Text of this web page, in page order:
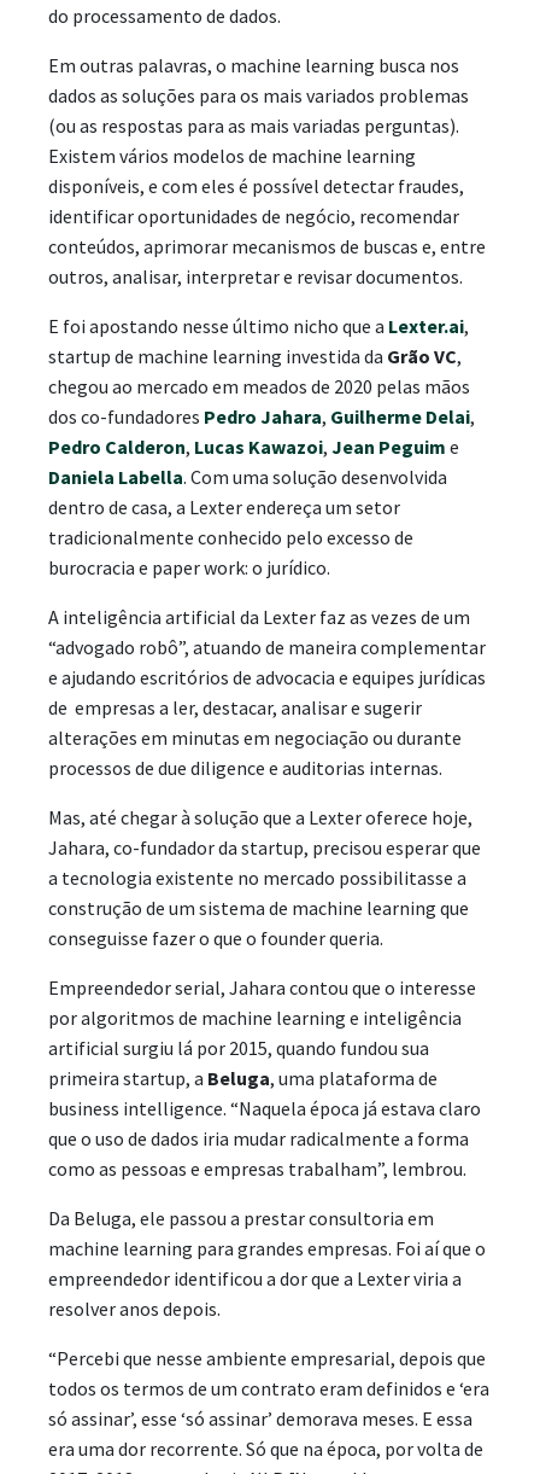
do processamento de dados.
Em outras palavras, o machine learning busca nos
dados as soluções para os mais variados problemas
(ou as respostas para as mais variadas perguntas).
Existem vários modelos de machine learning
disponíveis, e com eles é possível detectar fraudes,
identificar oportunidades de negócio, recomendar
conteúdos, aprimorar mecanismos de buscas e, entre
outros, analisar, interpretar e revisar documentos.
E foi apostando nesse último nicho que a Lexter.ai,
startup de machine learning investida da Grão VC,
chegou ao mercado em meados de 2020 pelas mãos
dos co-fundadores Pedro Jahara, Guilherme Delai,
Pedro Calderon, Lucas Kawazoi, Jean Peguim e
Daniela Labella. Com uma solução desenvolvida
dentro de casa, a Lexter endereça um setor
tradicionalmente conhecido pelo excesso de
burocracia e paper work: o jurídico.
A inteligência artificial da Lexter faz as vezes de um
“advogado robô”, atuando de maneira complementar
e ajudando escritórios de advocacia e equipes jurídicas
de empresas a ler, destacar, analisar e sugerir
alterações em minutas em negociação ou durante
processos de due diligence e auditorias internas.
Mas, até chegar à solução que a Lexter oferece hoje,
Jahara, co-fundador da startup, precisou esperar que
a tecnologia existente no mercado possibilitasse a
construção de um sistema de machine learning que
conseguisse fazer o que o founder queria.
Empreendedor serial, Jahara contou que o interesse
por algoritmos de machine learning e inteligência
artificial surgiu lá por 2015, quando fundou sua
primeira startup, a Beluga, uma plataforma de
business intelligence. “Naquela época já estava claro
que o uso de dados iria mudar radicalmente a forma
como as pessoas e empresas trabalham”, lembrou.
Da Beluga, ele passou a prestar consultoria em
machine learning para grandes empresas. Foi aí que o
empreendedor identificou a dor que a Lexter viria a
resolver anos depois.
“Percebi que nesse ambiente empresarial, depois que
todos os termos de um contrato eram definidos e ‘era
só assinar’, esse ‘só assinar’ demorava meses. E essa
era uma dor recorrente. Só que na época, por volta de